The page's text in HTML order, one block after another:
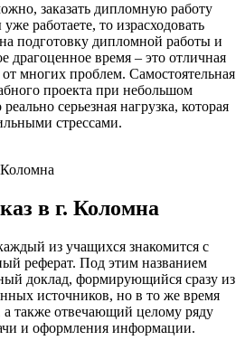
заказать дипломную работу
работаете, то израсходовать
подготовку дипломной работы и
драгоценное время – это отличная
многих проблем. Самостоятельная
проекта при небольшом
серьезная нагрузка, которая
стрессами.
в г. Коломна
из учащихся знакомится с
реферат. Под этим названием
доклад, формирующийся сразу из
источников, но в то же время
а также отвечающий целому ряду
и оформления информации.